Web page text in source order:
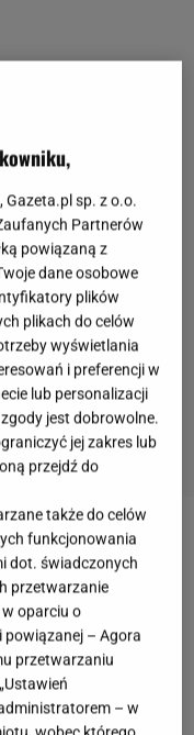
bez gumki?
włosy i ich
dieta oraz
Gazeta.pl sp. z o.o.
Partnerów
powiązaną z
dane osobowe
plików
plikach do celów
wyświetlania
i preferencji w
lub personalizacji
jest dobrowolne.
jej zakres lub
przejdź do
także do celów
funkcjonowania
dot. świadczonych
przetwarzanie
oparciu o
powiązanej – Agora
przetwarzaniu
– w